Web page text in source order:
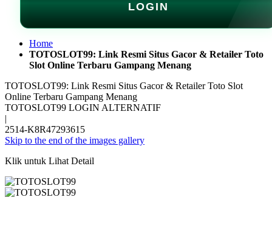
LOGIN
Home
TOTOSLOT99: Link Resmi Situs Gacor & Retailer Toto
Slot Online Terbaru Gampang Menang
TOTOSLOT99: Link Resmi Situs Gacor & Retailer Toto Slot
Online Terbaru Gampang Menang
TOTOSLOT99 LOGIN ALTERNATIF
|
2514-K8R47293615
Skip to the end of the images gallery
Klik untuk Lihat Detail